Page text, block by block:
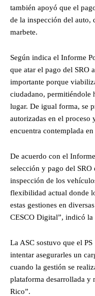
también apoyó que el
de la inspección del auto,
marbete.
Según indica el Informe
que atar el pago del SRO
importante porque
ciudadano, permitiéndole
lugar. De igual forma, se
autorizadas en el proceso
encuentra contemplada
De acuerdo con el
selección y pago del SRO
inspección de los
flexibilidad actual donde
estas gestiones en
CESCO Digital”, indicó la
La ASC sostuvo que el
intentar asegurarles un
cuando la gestión se
plataforma desarrollada y
Rico”.